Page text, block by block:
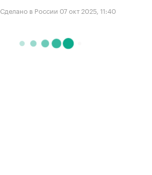
Сделано в России 07 окт 2025, 11:40